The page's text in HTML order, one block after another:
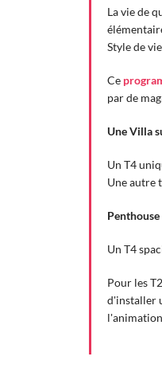
La vie de
Style de
Ce
par de
Une Villa
Un T4
Une autre
Penthouse
Un T4
Pour les
d'installer